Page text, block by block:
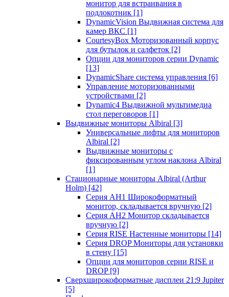
монитор для встраивания в
подлокотник [1]
DynamicVision Выдвижная система для
камер ВКС [1]
CourtesyBox Моторизованный корпус
для бутылок и салфеток [2]
Опции для мониторов серии Dynamic
[13]
DynamicShare система управления [6]
Управление моторизованными
устройствами [2]
Dynamic4 Выдвижной мультимедиа
стол переговоров [1]
Выдвижные мониторы Albiral [3]
Универсальные лифты для мониторов
Albiral [2]
Выдвижные мониторы с
фиксированным углом наклона Albiral
[1]
Стационарные мониторы Albiral (Arthur
Holm) [42]
Серия AH1 Широкоформатный
монитор, складывается вручную [2]
Серия AH2 Монитор складывается
вручную [2]
Серия RISE Настенные мониторы [14]
Серия DROP Мониторы для установки
в стену [15]
Опции для мониторов серии RISE и
DROP [9]
Сверхширокоформатные дисплеи 21:9 Jupiter
[5]